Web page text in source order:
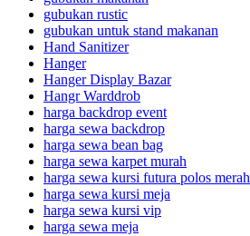
gubukan rustic
gubukan untuk stand makanan
Hand Sanitizer
Hanger
Hanger Display Bazar
Hangr Warddrob
harga backdrop event
harga sewa backdrop
harga sewa bean bag
harga sewa karpet murah
harga sewa kursi futura polos merah
harga sewa kursi meja
harga sewa kursi vip
harga sewa meja